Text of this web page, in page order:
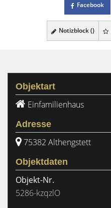
Facebook
Notizblock ()
Objektart
Einfamilienhaus
Adresse
75382 Althengstett
Objektdaten
Objekt-Nr.
5286-kzqzlO